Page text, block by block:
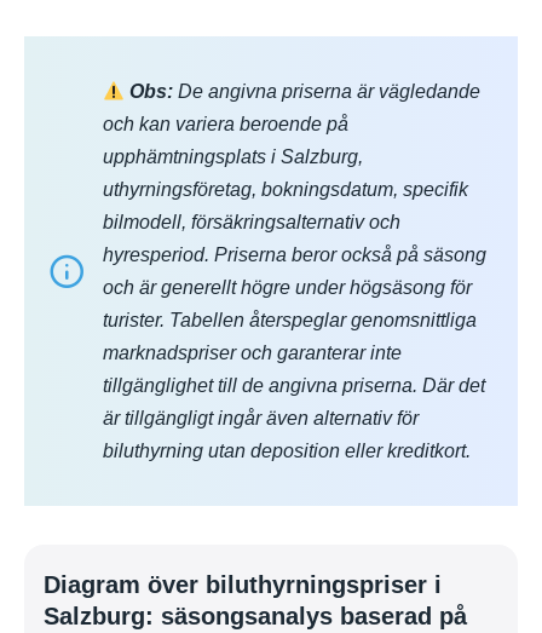
Obs: De angivna priserna är vägledande
och kan variera beroende på
upphämtningsplats i Salzburg,
uthyrningsföretag, bokningsdatum, specifik
bilmodell, försäkringsalternativ och
hyresperiod. Priserna beror också på säsong
och är generellt högre under högsäsong för
turister. Tabellen återspeglar genomsnittliga
marknadspriser och garanterar inte
tillgänglighet till de angivna priserna. Där det
är tillgängligt ingår även alternativ för
biluthyrning utan deposition eller kreditkort.
Diagram över biluthyrningspriser i
Salzburg: säsongsanalys baserad på